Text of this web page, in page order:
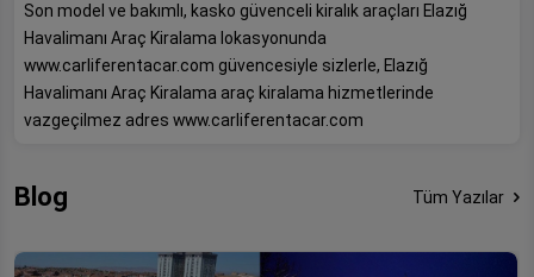
Son model ve bakımlı, kasko güvenceli kiralık araçları Elazığ
Havalimanı Araç Kiralama lokasyonunda
www.carliferentacar.com güvencesiyle sizlerle, Elazığ
Havalimanı Araç Kiralama araç kiralama hizmetlerinde
vazgeçilmez adres www.carliferentacar.com
Blog Tüm Yazılar